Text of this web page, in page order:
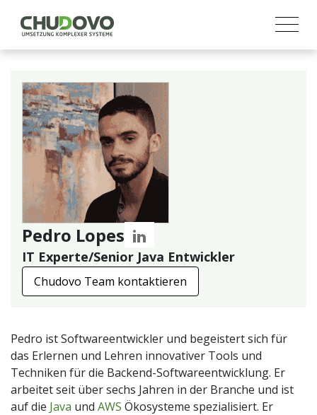
Pedro Lopes
IT Experte/Senior Java Entwickler
Chudovo Team kontaktieren
Pedro ist Softwareentwickler und begeistert sich für
das Erlernen und Lehren innovativer Tools und
Techniken für die Backend-Softwareentwicklung. Er
arbeitet seit über sechs Jahren in der Branche und ist
auf die Java und AWS Ökosysteme spezialisiert. Er